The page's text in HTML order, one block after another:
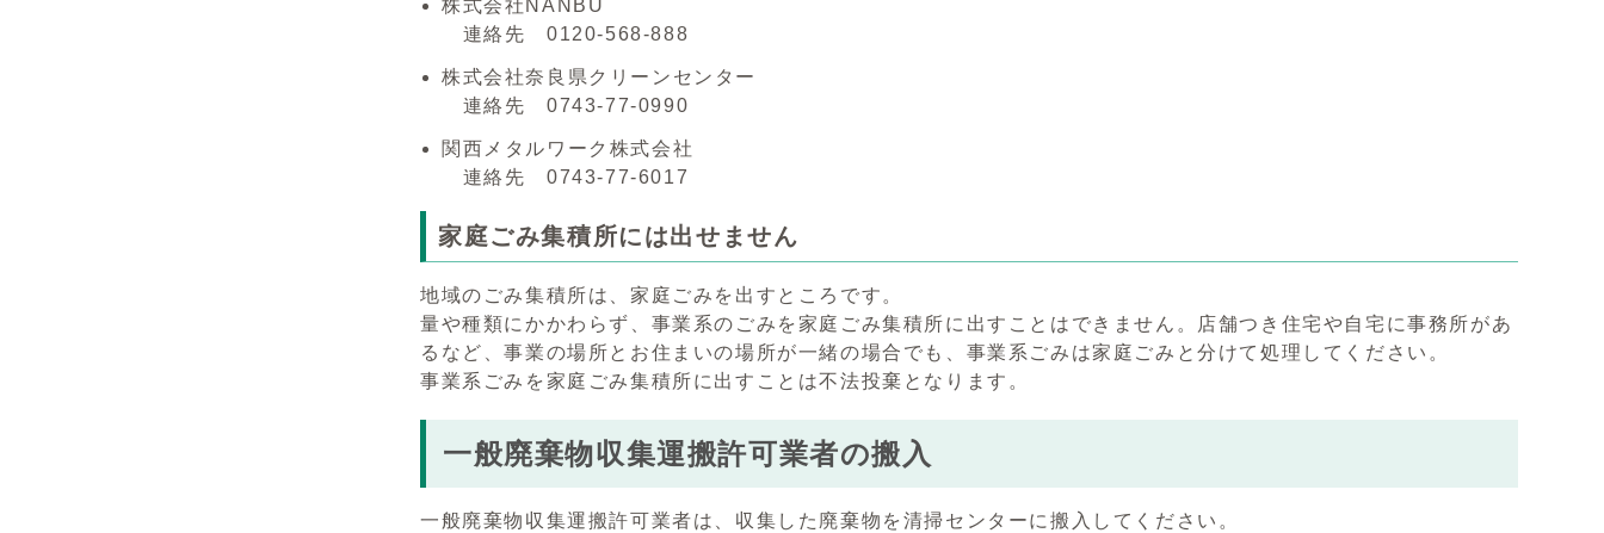
株式会社NANBU
連絡先 0120-568-888
株式会社奈良県クリーンセンター
連絡先 0743-77-0990
関西メタルワーク株式会社
連絡先 0743-77-6017
家庭ごみ集積所には出せません
地域のごみ集積所は、家庭ごみを出すところです。
量や種類にかかわらず、事業系のごみを家庭ごみ集積所に出すことはできません。店舗つき住宅や自宅に事務所があ
るなど、事業の場所とお住まいの場所が一緒の場合でも、事業系ごみは家庭ごみと分けて処理してください。
事業系ごみを家庭ごみ集積所に出すことは不法投棄となります。
一般廃棄物収集運搬許可業者の搬入
一般廃棄物収集運搬許可業者は、収集した廃棄物を清掃センターに搬入してください。